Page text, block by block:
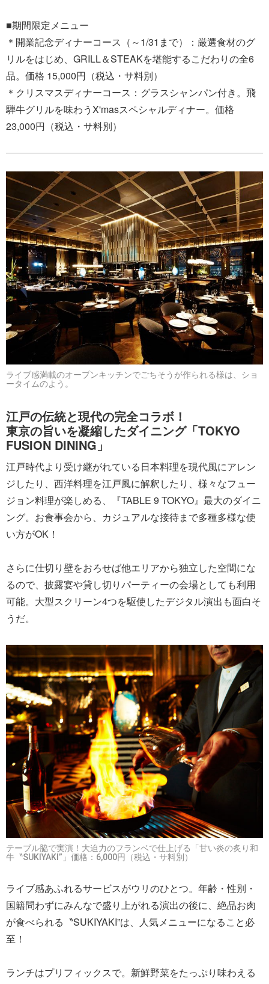
■期間限定メニュー
＊開業記念ディナーコース（～1/31まで）：厳選食材のグ
リルをはじめ、GRILL＆STEAKを堪能するこだわりの全6
品。価格 15,000円（税込・サ料別）
＊クリスマスディナーコース：グラスシャンパン付き。飛
騨牛グリルを味わうX'masスペシャルディナー。価格
23,000円（税込・サ料別）
ライブ感満載のオープンキッチンでごちそうが作られる様は、ショ
ータイムのよう。
江戸の伝統と現代の完全コラボ！
東京の旨いを凝縮したダイニング「TOKYO
FUSION DINING」
江戸時代より受け継がれている日本料理を現代風にアレン
ジしたり、西洋料理を江戸風に解釈したり、様々なフュー
ジョン料理が楽しめる、『TABLE 9 TOKYO』最大のダイニ
ング。お食事会から、カジュアルな接待まで多種多様な使
い方がOK！
さらに仕切り壁をおろせば他エリアから独立した空間にな
るので、披露宴や貸し切りパーティーの会場としても利用
可能。大型スクリーン4つを駆使したデジタル演出も面白そ
うだ。
テーブル脇で実演！大迫力のフランベで仕上げる「甘い炎の炙り和
牛〝SUKIYAKI”」価格：6,000円（税込・サ料別）
ライブ感あふれるサービスがウリのひとつ。年齢・性別・
国籍問わずにみんなで盛り上がれる演出の後に、絶品お肉
が食べられる〝SUKIYAKI”は、人気メニューになること必
至！
ランチはプリフィックスで。新鮮野菜をたっぷり味わえる